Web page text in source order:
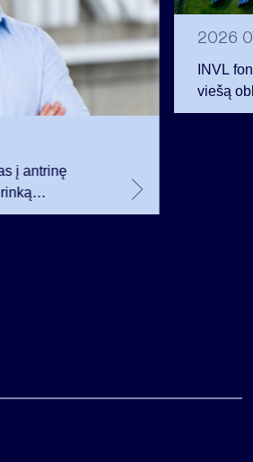
į antrinę
pritraukė 17,4
2026
INVL
viešą
12 mln.